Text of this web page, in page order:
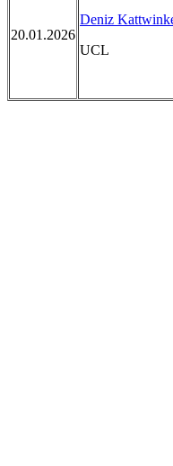
Deniz
UCL
20.01.2026